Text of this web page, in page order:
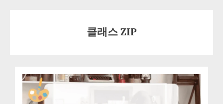
클래스 ZIP